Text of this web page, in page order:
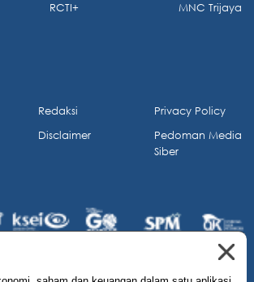
RCTI+
MNC Trijaya
Redaksi
Disclaimer
Privacy Policy
Pedoman Media
Siber